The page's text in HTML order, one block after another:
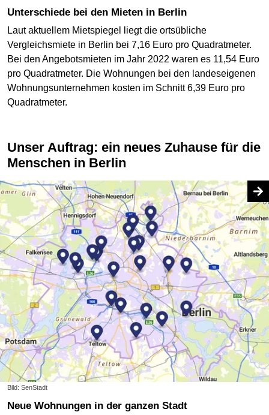
Unterschiede bei den Mieten in Berlin
Laut aktuellem Mietspiegel liegt die ortsübliche
Vergleichsmiete in Berlin bei 7,16 Euro pro Quadratmeter.
Bei den Angebotsmieten im Jahr 2022 waren es 11,54 Euro
pro Quadratmeter. Die Wohnungen bei den landes­eigenen
Wohnungsunter­nehmen kosten im Schnitt 6,39 Euro pro
Quadratmeter.
Unser Auftrag: ein neues Zuhause für die
Menschen in Berlin
Bild: SenStadt
Neue Wohnungen in der ganzen Stadt